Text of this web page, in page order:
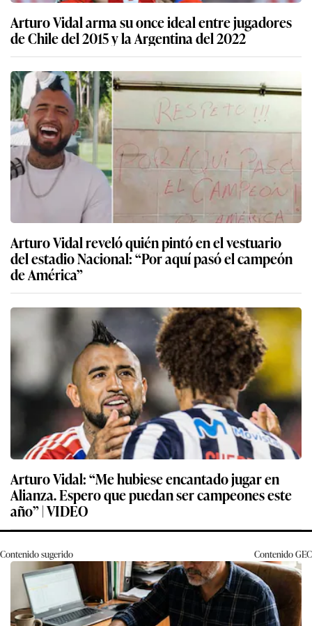
Arturo Vidal arma su once ideal entre jugadores
de Chile del 2015 y la Argentina del 2022
Arturo Vidal reveló quién pintó en el vestuario
del estadio Nacional: “Por aquí pasó el campeón
de América”
Arturo Vidal: “Me hubiese encantado jugar en
Alianza. Espero que puedan ser campeones este
año” | VIDEO
Contenido sugerido ContenidoGEC